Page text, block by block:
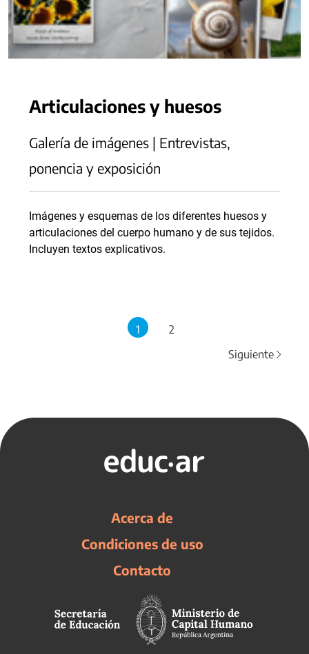
Articulaciones y huesos
Galería de imágenes | Entrevistas,
ponencia y exposición
Imágenes y esquemas de los diferentes huesos y
articulaciones del cuerpo humano y de sus tejidos.
Incluyen textos explicativos.
1
2
Siguiente
Acerca de
Condiciones de uso
Contacto